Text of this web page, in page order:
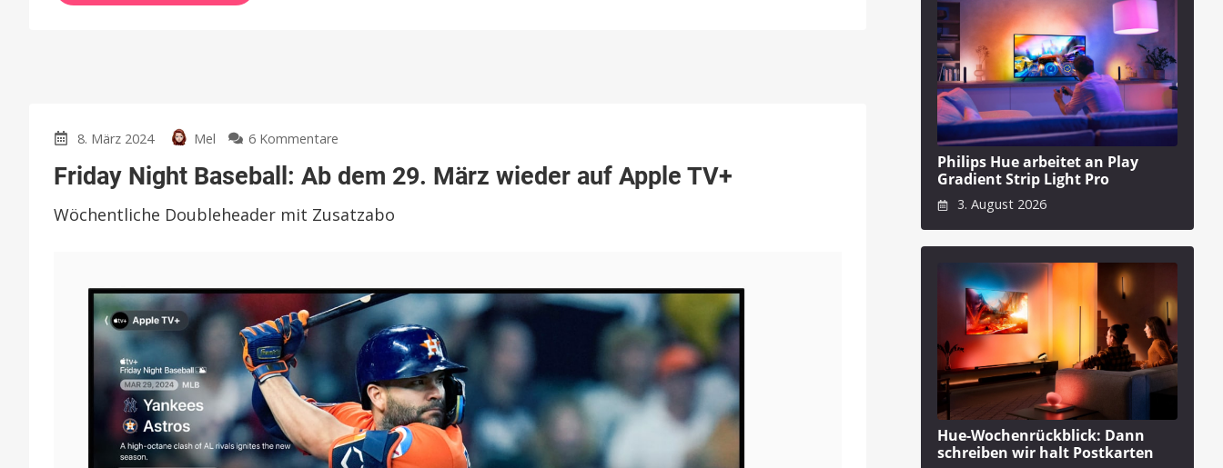
8. März 2024 Mel 6 Kommentare
Night
Ab
wieder
auf
Apple
TV+
Friday Night Baseball: Ab dem 29. März wieder auf Apple TV+
Wöchentliche Doubleheader mit Zusatzabo
Philips Hue arbeitet an Play
Gradient Strip Light Pro
3. August 2026
Hue-Wochenrückblick: Dann
schreiben wir halt Postkarten